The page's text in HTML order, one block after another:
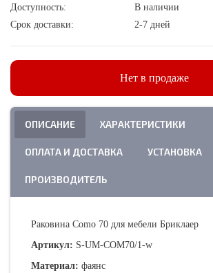
Доступность:
В наличии
Срок доставки:
2-7 дней
Нет в продаже
ОПИСАНИЕ ХАРАКТЕРИСТИКИ
ОПЛАТА И ДОСТАВКА УСТАНОВКА
ПРОИЗВОДИТЕЛЬ
Раковина Como 70 для мебели Бриклаер
Артикул: S-UM-COM70/1-w
Материал: фаянс